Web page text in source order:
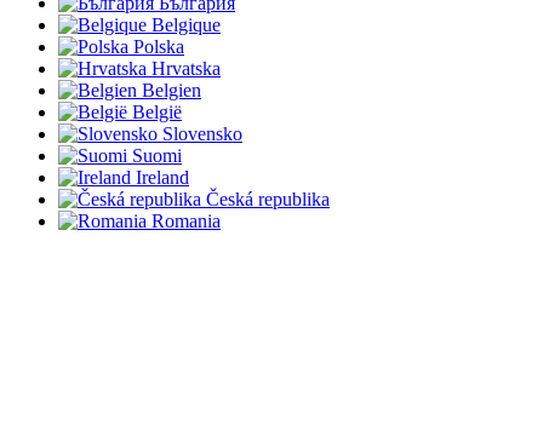
Belgique
Polska
Hrvatska
Belgien
België
Slovensko
Suomi
Ireland
Česká republika
Romania